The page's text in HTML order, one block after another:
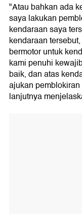
"Atau bahkan ada
saya lakukan
kendaraan saya
kendaraan
bermotor untuk
kami penuhi
baik, dan atas
ajukan
lanjutnya